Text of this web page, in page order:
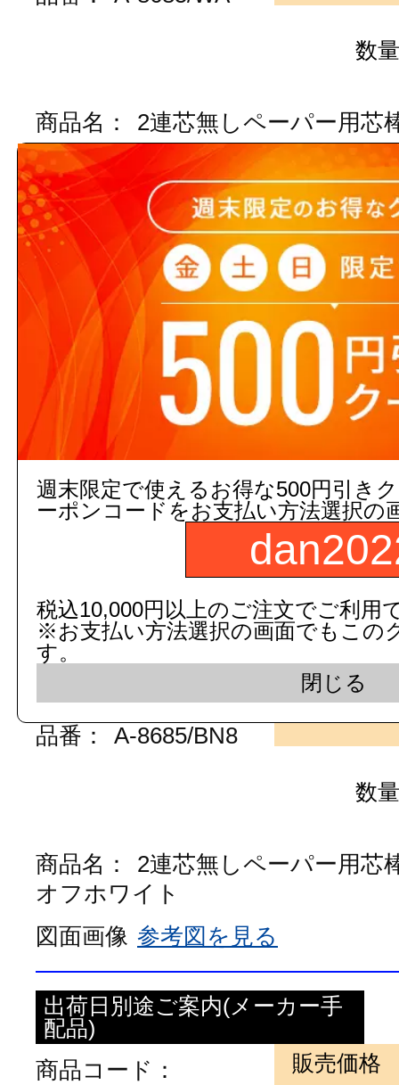
数量
商品名：
2連芯無しペーパー用芯
ホワイト
図面画像
参考図を見る
５営業日出荷(メーカー手配品)
商品コード：
111385020101
品番： A-8685/BW1
販売価格
数量
商品名： 2連芯無しペーパー用芯
ピュアホワイト
参考図を見る
５営業日出荷(メーカー手配品)
111385030101
品番：
A-8685/BN8
販売価格
数量
商品名：
2連芯無しペーパー用芯
オフホワイト
図面画像 参考図を見る
出荷日別途ご案内(メーカー手
配品)
商品コード：
販売価格
週末限定で使えるお得な500円引き
ーポンコードをお支払い方法選択の
税込10,000円以上のご注文でご利用
※お支払い方法選択の画面でもこの
す。
閉じる